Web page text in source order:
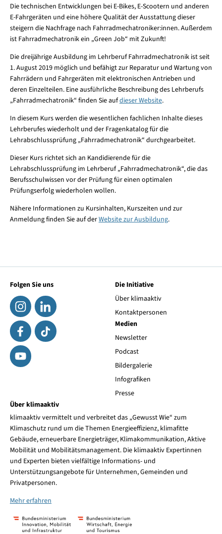
Die technischen Entwicklungen bei E-Bikes, E-Scootern und anderen
E-Fahrgeräten und eine höhere Qualität der Ausstattung dieser
steigern die Nachfrage nach Fahrradmechatroniker:innen. Außerdem
ist Fahrradmechatronik ein „Green Job“ mit Zukunft!
Die dreijährige Ausbildung im Lehrberuf Fahrradmechatronik ist seit
1. August 2019 möglich und befähigt zur Reparatur und Wartung von
Fahrrädern und Fahrgeräten mit elektronischen Antrieben und
deren Einzelteilen. Eine ausführliche Beschreibung des Lehrberufs
„Fahrradmechatronik“ finden Sie aufdieser Website.
In diesem Kurs werden die wesentlichen fachlichen Inhalte dieses
Lehrberufes wiederholt und der Fragenkatalog für die
Lehrabschlussprüfung „Fahrradmechatronik“ durchgearbeitet.
Dieser Kurs richtet sich an Kandidierende für die
Lehrabschlussprüfung im Lehrberuf „Fahrradmechatronik“, die das
Berufsschulwissen vor der Prüfung für einen optimalen
Prüfungserfolg wiederholen wollen.
Nähere Informationen zu Kursinhalten, Kurszeiten und zur
Anmeldung finden Sie auf derWebsite zur Ausbildung.
Folgen Sie uns
Die Initiative
Über klimaaktiv
Kontaktpersonen
Medien
Newsletter
Podcast
Bildergalerie
Infografiken
Presse
Über klimaaktiv
klimaaktiv vermittelt und verbreitet das „Gewusst Wie“ zum
Klimaschutz rund um die Themen Energieeffizienz, klimafitte
Gebäude, erneuerbare Energieträger, Klimakommunikation, Aktive
Mobilität und Mobilitätsmanagement. Die klimaaktiv Expertinnen
und Experten bieten vielfältige Informations- und
Unterstützungsangebote für Unternehmen, Gemeinden und
Privatpersonen.
Mehr erfahren